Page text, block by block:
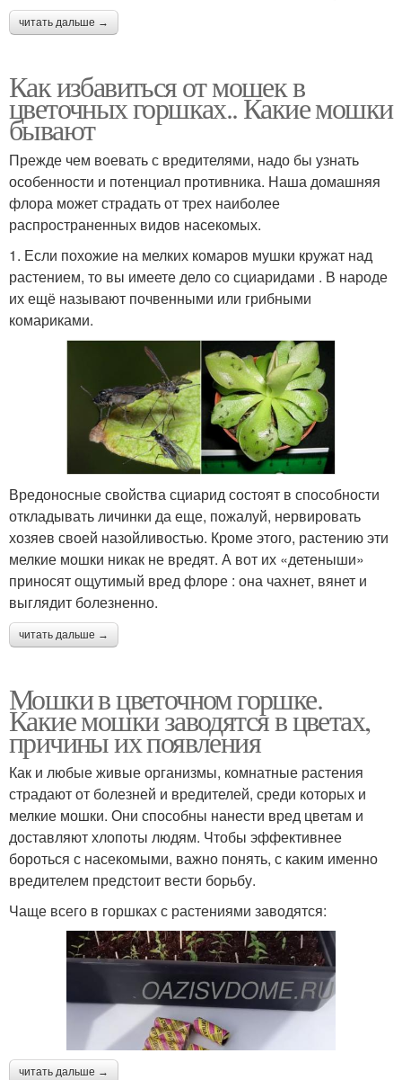
читать дальше →
Как избавиться от мошек в
цветочных горшках.. Какие мошки
бывают
Прежде чем воевать с вредителями, надо бы узнать
особенности и потенциал противника. Наша домашняя
флора может страдать от трех наиболее
распространенных видов насекомых.
1. Если похожие на мелких комаров мушки кружат над
растением, то вы имеете дело со сциаридами . В народе
их ещё называют почвенными или грибными
комариками.
Вредоносные свойства сциарид состоят в способности
откладывать личинки да еще, пожалуй, нервировать
хозяев своей назойливостью. Кроме этого, растению эти
мелкие мошки никак не вредят. А вот их «детеныши»
приносят ощутимый вред флоре : она чахнет, вянет и
выглядит болезненно.
читать дальше →
Мошки в цветочном горшке.
Какие мошки заводятся в цветах,
причины их появления
Как и любые живые организмы, комнатные растения
страдают от болезней и вредителей, среди которых и
мелкие мошки. Они способны нанести вред цветам и
доставляют хлопоты людям. Чтобы эффективнее
бороться с насекомыми, важно понять, с каким именно
вредителем предстоит вести борьбу.
Чаще всего в горшках с растениями заводятся:
читать дальше →